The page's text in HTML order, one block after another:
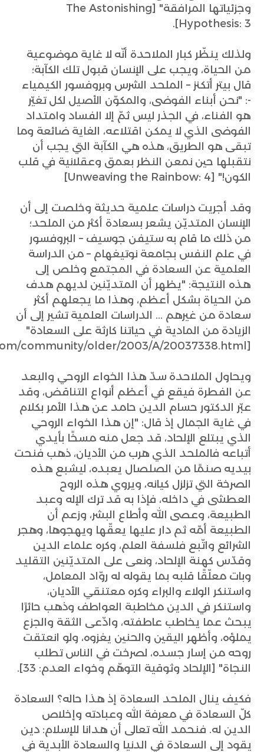
وجزئياتها المرافقة" [The Astonishing
Hypothesis: 3].
ولذلك ينظّر كبار الملاحدة أنّه لا غاية موضوعية
من الحياة، ويجب على الإنسان قبول تلك الكآبة؛
قال بيتر أتكنز – الملحد الشرس وبروفسور الكيمياء
-: "نحن أبناء الفوضى، والمكوّن الأصيل لكل تغيّر
هو الفناء، في الجذر ليس ثمّ إلا الفساد وامتداد
الفوضى الذي لا يمكن اقتلاعه، الغاية ضائعة وما
تبقى هو الطريق، هذه هي الكآبة التي يجب أن
نتقبلها حين نمعن النظر بعمق وعقلانية في قلب
الكون!" [Unweaving the Rainbow: 4]
وقد أجريت دراسات علمية حديثة وخلصت إلى أن
الإنسان المتديّن يشعر بسعادة أكثر من الملحد؛
من ذلك ما قام به ستيفن جوسيف – البروفسور
في علم النفس بجامعة نوتيغهام – من الدراسة
العلمية عن السعادة في المجتمع وخلص إلى
هذه النتيجة: "يظهر أن المتديّنين لديهم هدف
من الحياة بشكل أعظم، وهذا ما يجعلهم أكثر
سعادة من غيرهم ... الدراسات العلمية تشير إلى أن
الزيادة من المادية في حياتنا كارثة على السعادة"
[http://www3.scienceblog.com/community/older/2003/A/20037338.html].
ويحاول الملاحدة سدّ هذا الخواء الروحي والبعد
عن الفطرة فيقع في أعظم أنواع التناقض، وقد
عبّر الدكتور حسام الدين حامد عن هذا الأمر بكلام
في غاية الجمال إذ قال: "إن هذا الخواء الروحي
الذي يبتلع الإلحاد، قد جعل منه مسخًا بأيدي
أتباعه فالملحد الذي هرب من الأديان، ذهب فنحت
بيديه صنمًا من الصلصال يعبده، ليشبع هذه
الصرخة التي تزلزل كيانه، ويروي هذه الروح
العطشى في داخله، فإذا به قد ترك الإله وعبد
الطبيعة، وعصى الله وأطاع البشر، وزعم أن
الطبيعة أمّه ثم دار عليها يعقّها ويهجوها، وهجر
الشرائع واتّبع فلسفة العلم، وكره علماء الدين
وقدّس كهنة الإلحاد، ونعى على المتديّنين التقليد
وبات معلّقًا قلبه بما يقوله له روّاد المعامل،
واستنكر الولاء والبراء وكره معتنقي الأديان،
واستنكر في الدين مخاطبة العواطف وذهب حائرًا
يبحث عما يخاطب عاطفته، وادّعى الثقة والجزع
يملؤه، وأظهر اليقين والحنين يغزوه، ولو انعتقت
روحه من إسار جسده، لصرخت في الناس تطلب
النجاة" [الإلحاد وثوقية التوهّم وخواء العدم: 33].
فكيف ينال الملحد السعادة إذ هذا حاله؟ السعادة
كلّ السعادة في معرفة الله وعبادته وإخلاص
الدين له. فنحمد الله تعالى أن هدانا للإسلام: دين
يقود إلى السعادة في الدنيا والسعادة الأبدية في